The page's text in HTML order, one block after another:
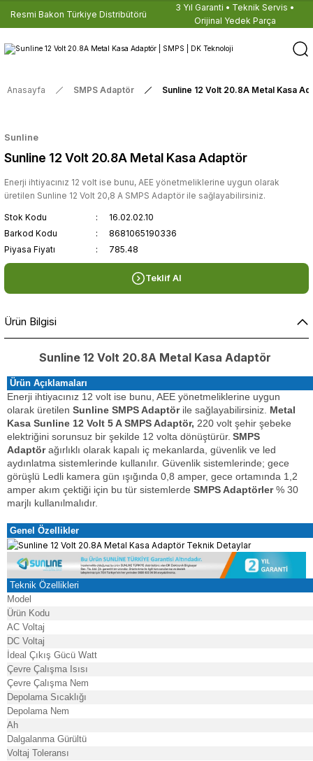
Resmi Bakon Türkiye Distribütörü
3 Yıl Garanti • Teknik Servis •
Orijinal Yedek Parça
Anasayfa SMPS Adaptör Sunline 12 Volt 20.8A Metal Kasa
Sunline
Sunline 12 Volt 20.8A Metal Kasa Adaptör
Enerji ihtiyacınız 12 volt ise bunu, AEE yönetmeliklerine uygun olarak
üretilen Sunline 12 Volt 20,8 A SMPS Adaptör ile sağlayabilirsiniz.
Stok Kodu
16.02.02.10
Barkod Kodu
8681065190336
Piyasa Fiyatı
785.48
Teklif Al
Ürün Bilgisi
Sunline 12 Volt 20.8A Metal Kasa Adaptör
Ürün Açıklamaları
Enerji ihtiyacınız 12 volt ise bunu, AEE yönetmeliklerine uygun
olarak üretilen Sunline SMPS Adaptörile sağlayabilirsiniz. Metal
Kasa Sunline 12 Volt 5 A SMPS Adaptör, 220 volt şehir şebeke
elektriğini sorunsuz bir şekilde 12 volta dönüştürür. SMPS
Adaptörağırlıklı olarak kapalı iç mekanlarda, güvenlik ve led
aydınlatma sistemlerinde kullanılır. Güvenlik sistemlerinde; gece
görüşlü Ledli kamera gün ışığında 0,8 amper, gece ortamında 1,2
amper akım çektiği için bu tür sistemlerde SMPS Adaptörler% 30
marjlı kullanılmalıdır.
Genel Özellikler
Teknik Özellikleri
Model
Ürün Kodu
AC Voltaj
DC Voltaj
İdeal Çıkış Gücü Watt
Çevre Çalışma Isısı
Çevre Çalışma Nem
Depolama Sıcaklığı
Depolama Nem
Ah
Dalgalanma Gürültü
Voltaj Toleransı